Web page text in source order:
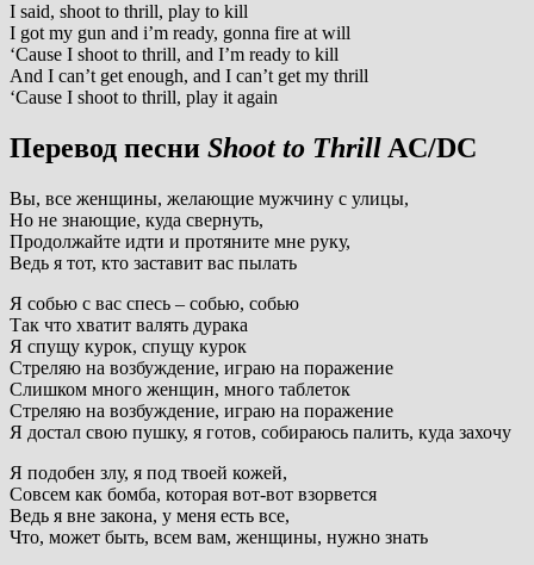
I said, shoot to thrill, play to kill
I got my gun and i’m ready, gonna fire at will
‘Cause I shoot to thrill, and I’m ready to kill
And I can’t get enough, and I can’t get my thrill
‘Cause I shoot to thrill, play it again
Перевод песни Shoot to Thrill AC/DC
Вы, все женщины, желающие мужчину с улицы,
Но не знающие, куда свернуть,
Продолжайте идти и протяните мне руку,
Ведь я тот, кто заставит вас пылать
Я собью с вас спесь – собью, собью
Так что хватит валять дурака
Я спущу курок, спущу курок
Стреляю на возбуждение, играю на поражение
Слишком много женщин, много таблеток
Стреляю на возбуждение, играю на поражение
Я достал свою пушку, я готов, собираюсь палить, куда захочу
Я подобен злу, я под твоей кожей,
Совсем как бомба, которая вот-вот взорвется
Ведь я вне закона, у меня есть все,
Что, может быть, всем вам, женщины, нужно знать